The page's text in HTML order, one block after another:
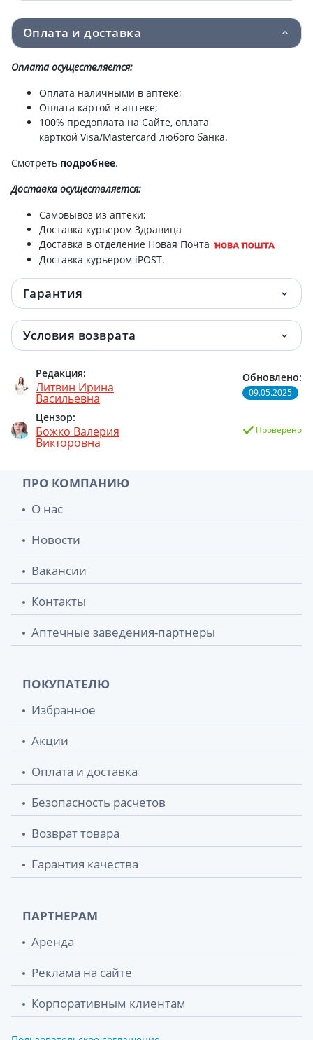
Оплата и доставка
Оплата осуществляется:
Оплата наличными в аптеке;
Оплата картой в аптеке;
100% предоплата на Сайте, оплата
карткой Visa/Mastercard любого банка.
Смотреть подробнее.
Доставкаосуществляется:
Самовывоз из аптеки;
Доставка курьером Здравица
Доставка в отделение Новая Почта
Доставка курьером iPOST.
Гарантия
Условия возврата
Редакция:
Литвин Ирина
Васильевна
Цензор:
Божко Валерия
Викторовна
Обновлено:
09.05.2025
Проверено
ПРО КОМПАНИЮ
О нас
Новости
Вакансии
Контакты
Аптечные заведения-партнеры
ПОКУПАТЕЛЮ
Избранное
Акции
Оплата и доставка
Безопасность расчетов
Возврат товара
Гарантия качества
ПАРТНЕРАМ
Аренда
Реклама на сайте
Корпоративным клиентам